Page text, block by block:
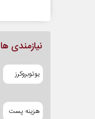
نیازمندی ها
یوتوبروکرز
هزینه پست